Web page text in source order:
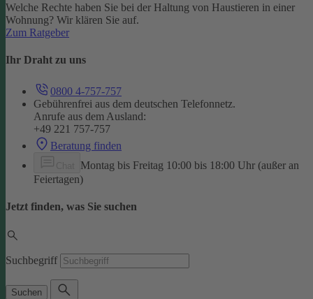
Welche Rechte haben Sie bei der Haltung von Haustieren in einer
Wohnung? Wir klären Sie auf.
Zum Ratgeber
Ihr Draht zu uns
0800 4-757-757
Gebührenfrei aus dem deutschen Telefonnetz.
Anrufe aus dem Ausland:
+49 221 757-757
Beratung finden
Montag bis Freitag 10:00 bis 18:00 Uhr (außer an
Feiertagen)
Jetzt finden, was Sie suchen
Suchbegriff
Suchen